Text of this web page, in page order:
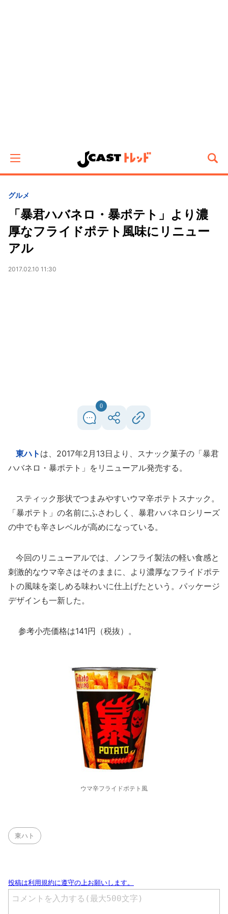
グルメ
「暴君ハバネロ・暴ポテト」より濃
厚なフライドポテト風味にリニュー
アル
2017.02.10 11:30
0
東ハト は、2017年2月13日より、スナック菓子の「暴君
ハバネロ・暴ポテト」をリニューアル発売する。
スティック形状でつまみやすいウマ辛ポテトスナック。
「暴ポテト」の名前にふさわしく、暴君ハバネロシリーズ
の中でも辛さレベルが高めになっている。
今回のリニューアルでは、ノンフライ製法の軽い食感と
刺激的なウマ辛さはそのままに、より濃厚なフライドポテ
トの風味を楽しめる味わいに仕上げたという。パッケージ
デザインも一新した。
参考小売価格は141円（税抜）。
ウマ辛フライドポテト風
東ハト